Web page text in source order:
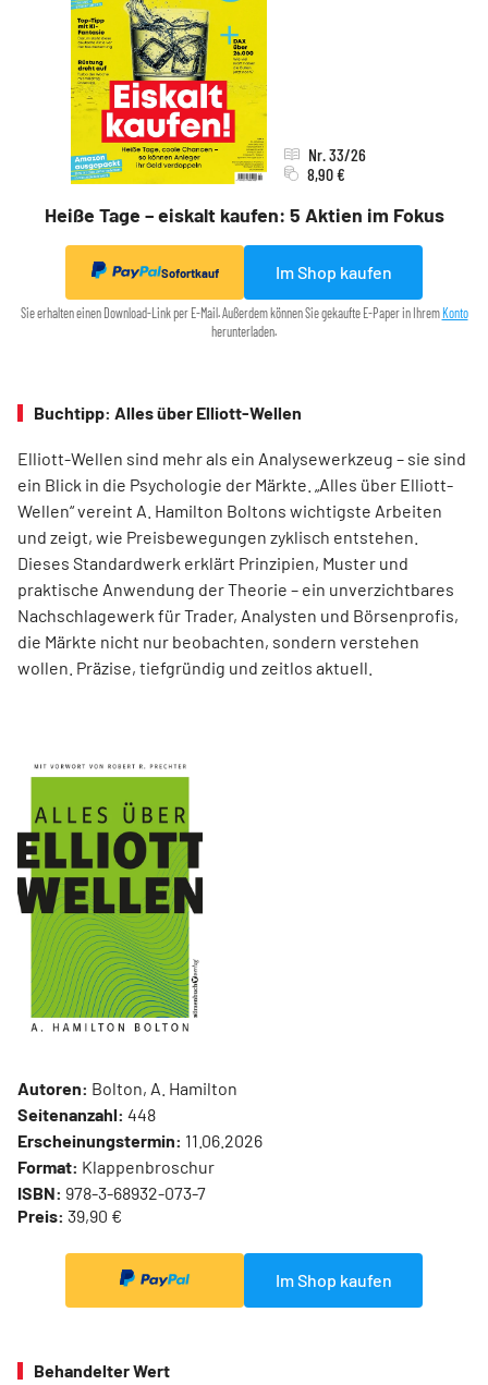
Heiße Tage – eiskalt kaufen: 5 Aktien im Fokus
Nr. 33/26
8,90 €
Sofortkauf Im Shop kaufen
Sie erhalten einen Download-Link per E-Mail. Außerdem können Sie gekaufte E-Paper in Ihrem Konto
herunterladen.
Buchtipp: Alles über Elliott-Wellen
Elliott-Wellen sind mehr als ein Analysewerkzeug – sie sind
ein Blick in die Psychologie der Märkte. „Alles über Elliott-
Wellen“ vereint A. Hamilton Boltons wichtigste Arbeiten
und zeigt, wie Preisbewegungen zyklisch entstehen.
Dieses Standardwerk erklärt Prinzipien, Muster und
praktische Anwendung der Theorie – ein unverzichtbares
Nachschlagewerk für Trader, Analysten und Börsenprofis,
die Märkte nicht nur beobachten, sondern verstehen
wollen. Präzise, tiefgründig und zeitlos aktuell.
Autoren: Bolton, A. Hamilton
Seitenanzahl: 448
Erscheinungstermin: 11.06.2026
Format: Klappenbroschur
ISBN: 978-3-68932-073-7
Preis: 39,90 €
Im Shop kaufen
Behandelter Wert